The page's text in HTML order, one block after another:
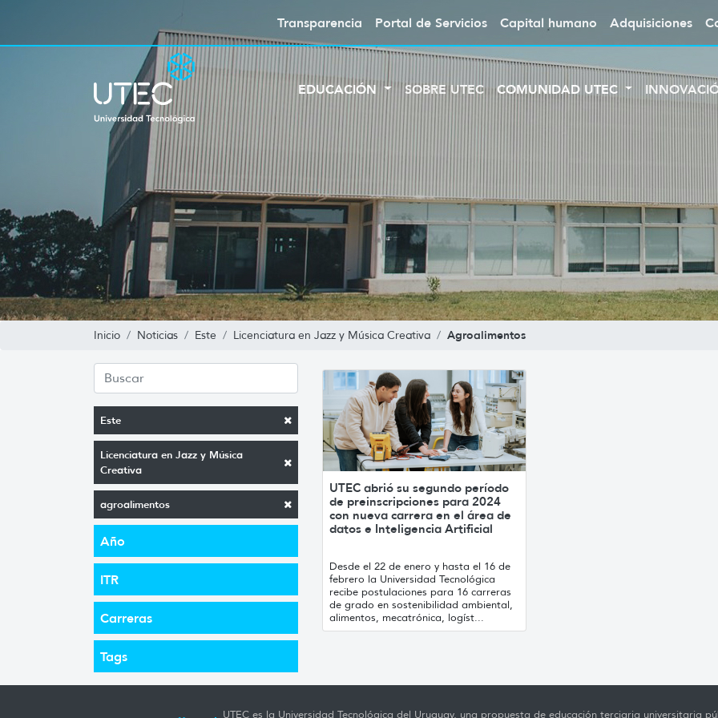
Transparencia Portal de Servicios Capital humano Adquisiciones
EDUCACIÓN SOBRE UTEC COMUNIDAD UTEC
Inicio Noticias Este Licenciatura en Jazz y Música Creativa Agroalimentos
Este
Licenciatura en Jazz y Música
Creativa
agroalimentos
Año
ITR
Carreras
Tags
UTEC abrió su segundo período
de preinscripciones para 2024
con nueva carrera en el área de
datos e Inteligencia Artificial
Desde el 22 de enero y hasta el 16 de
febrero la Universidad Tecnológica
recibe postulaciones para 16 carreras
de grado en sostenibilidad ambiental,
alimentos, mecatrónica, logíst...
UTEC es la Universidad Tecnológica del Uruguay, una propuesta de educación terciaria universitaria